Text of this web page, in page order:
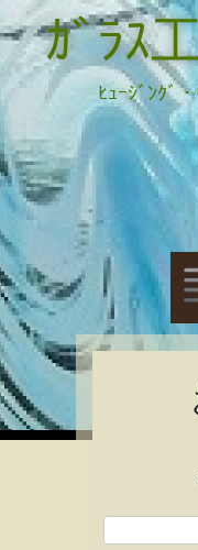
ｶﾞﾗｽ
ﾋｭｰｼﾞﾝｸﾞ